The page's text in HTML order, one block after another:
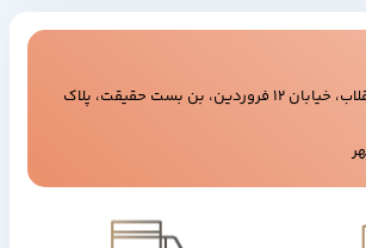
تهران، میدان انقلاب، خیابان ۱۲ فروردین، بن بست حقیقت، پلاک